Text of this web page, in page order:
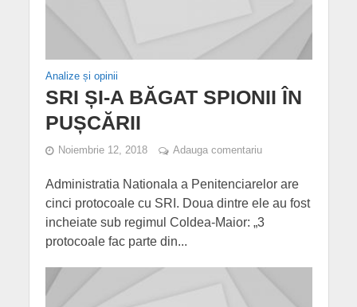
Analize și opinii
SRI ȘI-A BĂGAT SPIONII ÎN
PUȘCĂRII
Noiembrie 12, 2018 Adauga comentariu
Administratia Nationala a Penitenciarelor are
cinci protocoale cu SRI. Doua dintre ele au fost
incheiate sub regimul Coldea-Maior: „3
protocoale fac parte din...